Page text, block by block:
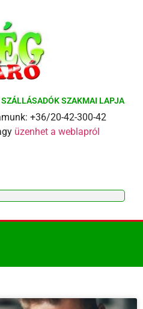
SZAKMAI LAPJA
+36/20-42-300-42
üzenhet a weblapról